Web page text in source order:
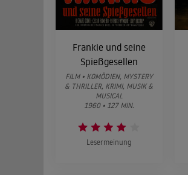
Frankie und seine
Spießgesellen
FILM • KOMÖDIEN, MYSTERY
& THRILLER, KRIMI, MUSIK &
MUSICAL
1960 • 127 MIN.
Lesermeinung